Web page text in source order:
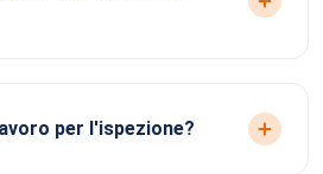
per l'ispezione?